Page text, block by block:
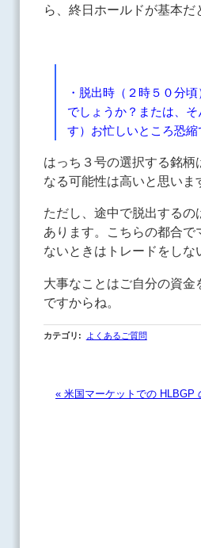
ら、終日ホールドが基本だ
・脱出時（２時５０分
でしょうか？または、
す）お忙しいところ恐
はっち３号の選択する銘
なる可能性は高いと思いま
ただし、途中で脱出する
あります。こちらの都合
ないときはトレードをしな
大事なことはご自分の資
ですからね。
カテゴリ : よくあるご質問
« 米国マーケットでの HLBGP